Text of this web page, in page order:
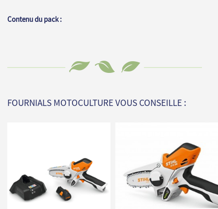
Contenu du pack :
FOURNIALS MOTOCULTURE VOUS CONSEILLE :